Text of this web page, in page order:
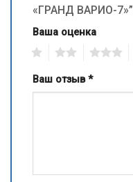
«ГРАНД ВАРИО-7»”
Ваша оценка
Ваш отзыв*